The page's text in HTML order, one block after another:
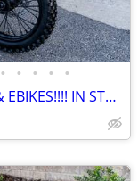
• • • • •
4 WHEELERS, DIRT BIKES, GO KARTS & EBIKES!!!! IN STOCK NOW!!!